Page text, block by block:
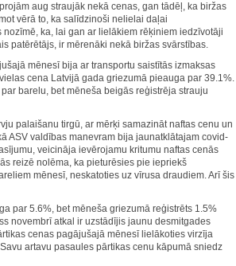
aug straujāk nekā cenas, gan tādēļ, ka biržas
vērā to, ka salīdzinoši nelielai daļai
ka, lai gan ar lielākiem rēķiniem iedzīvotāji
patērētājs, ir mērenāki nekā biržas svārstības.
mēnesī bija ar transportu saistītās izmaksas
cena Latvijā gada griezumā pieauga par 39.1%.
barelu, bet mēneša beigās reģistrēja strauju
palaišanu tirgū, ar mērķi samazināt naftas cenu un
ASV valdības manevram bija jaunatklātajam covid-
veicināja ievērojamu kritumu naftas cenās
reizē nolēma, ka pieturēsies pie iepriekš
mēnesī, neskatoties uz vīrusa draudiem. Arī šis
par 5.6%, bet mēneša griezumā reģistrēts 1.5%
novembrī atkal ir uzstādījis jaunu desmitgades
cenas pagājušajā mēnesī lielākoties virzīja
artavu pasaules pārtikas cenu kāpumā sniedz